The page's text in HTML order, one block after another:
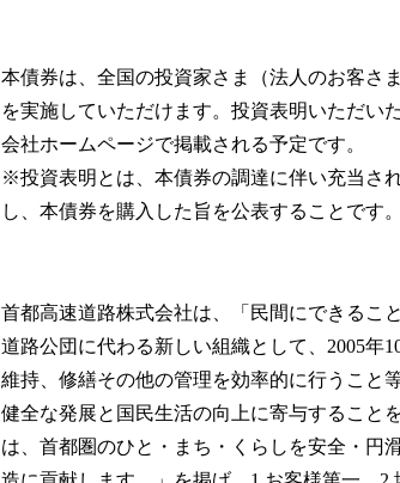
本債券は、全国の投資家さま（法人のお客さ
を実施していただけます。投資表明いただい
会社ホームページで掲載される予定です。
※投資表明とは、本債券の調達に伴い充当さ
し、本債券を購入した旨を公表することです。
首都高速道路株式会社は、「民間にできる
道路公団に代わる新しい組織として、2005年
維持、修繕その他の管理を効率的に行うこと
健全な発展と国民生活の向上に寄与すること
は、首都圏のひと・まち・くらしを安全・円